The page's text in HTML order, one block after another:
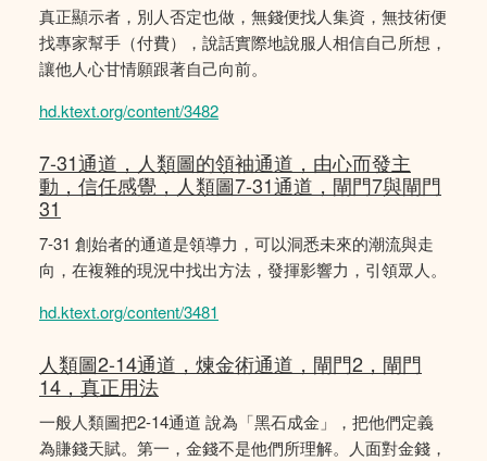
真正顯示者，別人否定也做，無錢便找人集資，無技術便
找專家幫手（付費），說話實際地說服人相信自己所想，
讓他人心甘情願跟著自己向前。
hd.ktext.org/content/3482
7-31通道，人類圖的領袖通道，由心而發主
動，信任感覺，人類圖7-31通道，閘門7與閘門
31
7-31 創始者的通道是領導力，可以洞悉未來的潮流與走
向，在複雜的現況中找出方法，發揮影響力，引領眾人。
hd.ktext.org/content/3481
人類圖2-14通道，煉金術通道，閘門2，閘門
14，真正用法
一般人類圖把2-14通道 說為「黑石成金」，把他們定義
為賺錢天賦。第一，金錢不是他們所理解。人面對金錢，